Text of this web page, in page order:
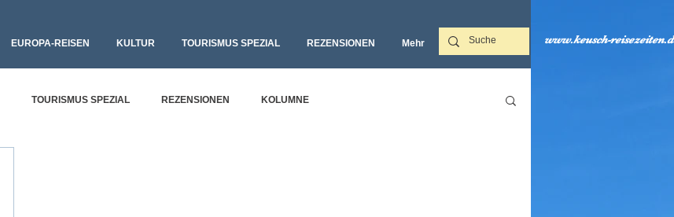
EUROPA-REISEN KULTUR TOURISMUS SPEZIAL REZENSIONEN Mehr‎ www.keusch-
TOURISMUS SPEZIAL REZENSIONEN KOLUMNE